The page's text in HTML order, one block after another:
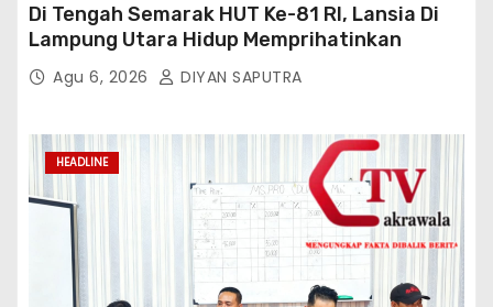
Di Tengah Semarak HUT Ke-81 RI, Lansia Di
Lampung Utara Hidup Memprihatinkan
Agu 6, 2026 DIYAN SAPUTRA
HEADLINE